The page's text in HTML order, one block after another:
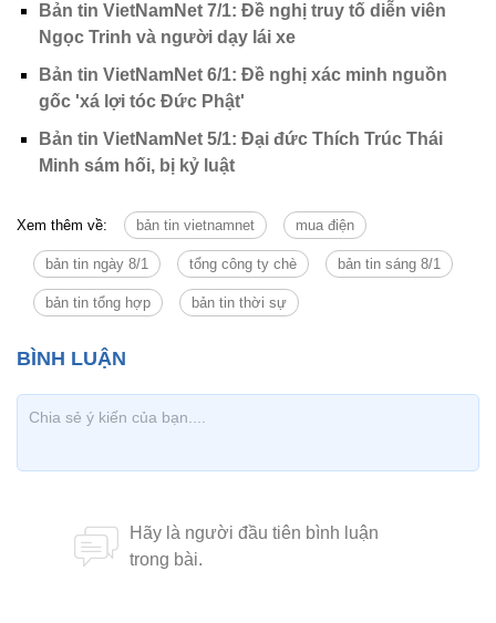
Bản tin VietNamNet 7/1: Đề nghị truy tố diễn viên
Ngọc Trinh và người dạy lái xe
Bản tin VietNamNet 6/1: Đề nghị xác minh nguồn
gốc 'xá lợi tóc Đức Phật'
Bản tin VietNamNet 5/1: Đại đức Thích Trúc Thái
Minh sám hối, bị kỷ luật
Xem thêm về: bản tin vietnamnet mua điện
bản tin ngày 8/1 tổng công ty chè bản tin sáng 8/1
bản tin tổng hợp bản tin thời sự